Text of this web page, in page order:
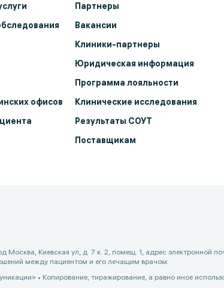
офисов
Партнеры
Вакансии
Клиники-партнеры
Юридическая информация
Программа лояльности
Клинические исследования
Результаты СОУТ
Поставщикам
Киевская ул, д. 7 к. 2, помещ. 1, адрес электронной
между пациентом и его лечащим врачом.
• Копирование, тиражирование, а равно иное